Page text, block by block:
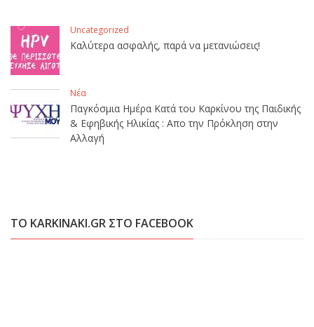
Uncategorized
Καλύτερα ασφαλής, παρά να μετανιώσεις!
Νέα
Παγκόσμια Ημέρα Κατά του Καρκίνου της Παιδικής
& Εφηβικής Ηλικίας : Απο την Πρόκληση στην
Αλλαγή
ΤΟ KARKINAKI.GR ΣΤΟ FACEBOOK